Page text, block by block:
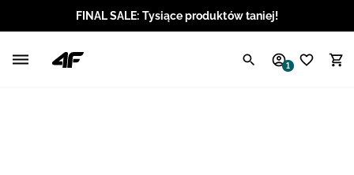
FINAL SALE: Tysiące produktów taniej!
1